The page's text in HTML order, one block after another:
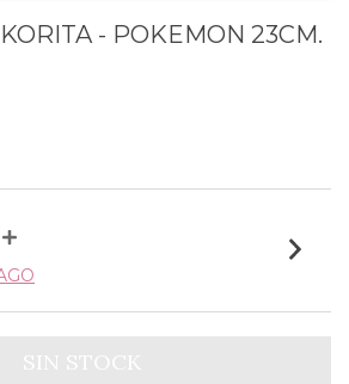
- POKEMON 23CM.